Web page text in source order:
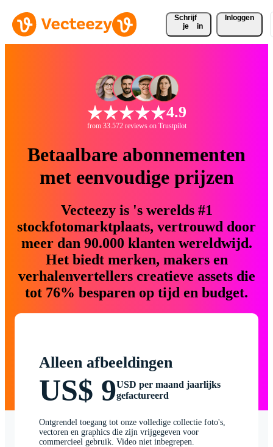
Schrijf
je
in
Inloggen
4.9
from 33.572 reviews on Trustpilot
Betaalbare abonnementen
met eenvoudige prijzen
Vecteezy is 's werelds #1
stockfotomarktplaats, vertrouwd door
meer dan 90.000 klanten wereldwijd.
Het biedt merken, makers en
verhalenvertellers creatieve assets die
tot 76% besparen op tijd en budget.
Alleen afbeeldingen
US$ 9USD per maand jaarlijks
gefactureerd
Ontgrendel toegang tot onze volledige collectie foto's,
vectoren en graphics die zijn vrijgegeven voor
commercieel gebruik. Video niet inbegrepen.